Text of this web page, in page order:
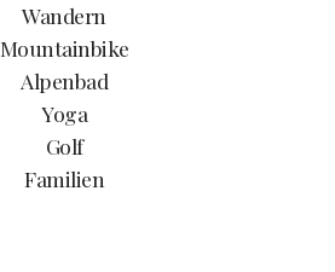
Wandern
Mountainbike
Alpenbad
Yoga
Golf
Familien